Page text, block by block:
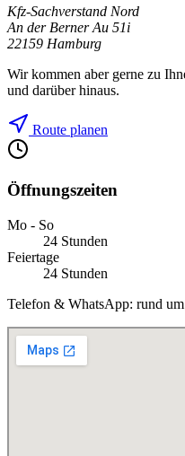
Kfz-Sachverstand Nord
An der Berner Au 51i
22159 Hamburg
Wir kommen aber gerne zu
und darüber hinaus.
Route planen
Öffnungszeiten
Mo - So
24 Stunden
Feiertage
24 Stunden
Telefon & WhatsApp: rund